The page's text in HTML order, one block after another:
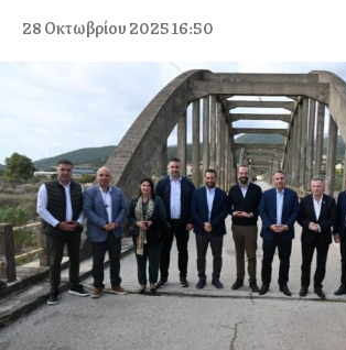
28 Οκτωβρίου 2025 16:50